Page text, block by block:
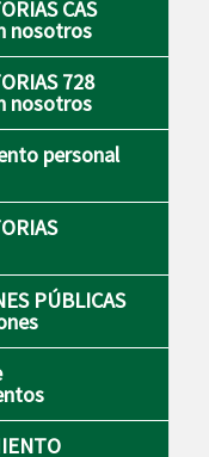
CAS
nosotros
728
nosotros
personal
PÚBLICAS